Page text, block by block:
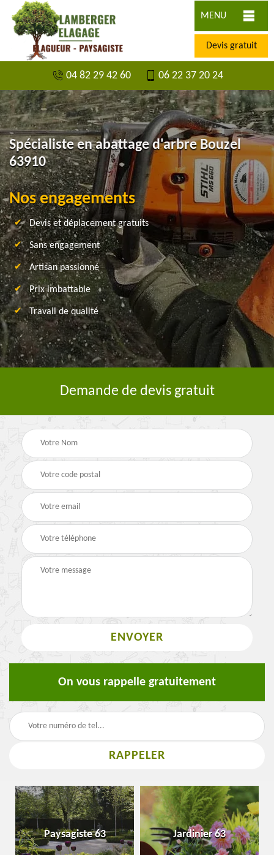
MENU
Devis gratuit
04 82 29 42 60 06 22 37 20 24
Spécialiste en abattage d'arbre Bouzel
63910
Nos engagements
Devis et déplacement gratuits
Sans engagement
Artisan passionné
Prix imbattable
Travail de qualité
Demande de devis gratuit
On vous rappelle gratuitement
Paysagiste 63 Jardinier 63